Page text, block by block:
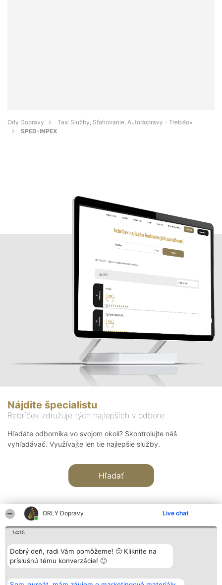
ORLY Dopravy Live chat
14:15
Dobrý deň, radi Vám pomôžeme! 🙂 Kliknite na
príslušnú tému konverzácie! 🙂
Orly Dopravy
Taxi Služby, Sťahovanie, Autodopravy - Trebišov
SPED-INPEX
Nájdite špecialistu
Rebríček združuje tých najlepších v odbore
Hľadáte odborníka vo svojom okolí? Skontrolujte náš
vyhľadávač. Využívajte len tie najlepšie služby.
Hľadať
Organizátor hodnotenia
Bright Side Solutions sp. z o.
o. sp. k.
Wrocław 50-079
Hodnotenie
Laureáti
Lista
Laureatów
Kontakt
Kontakt